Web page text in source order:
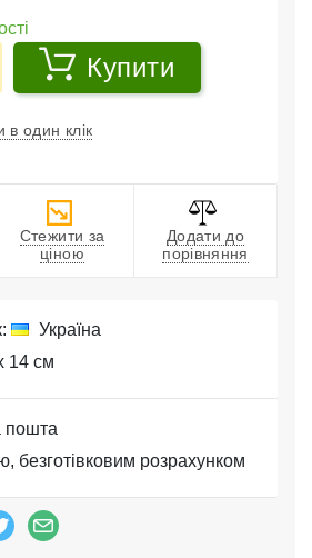
Купити
в один клік
Стежити за
ціною
Додати до
порівняння
Україна
14 см
пошта
безготівковим розрахунком